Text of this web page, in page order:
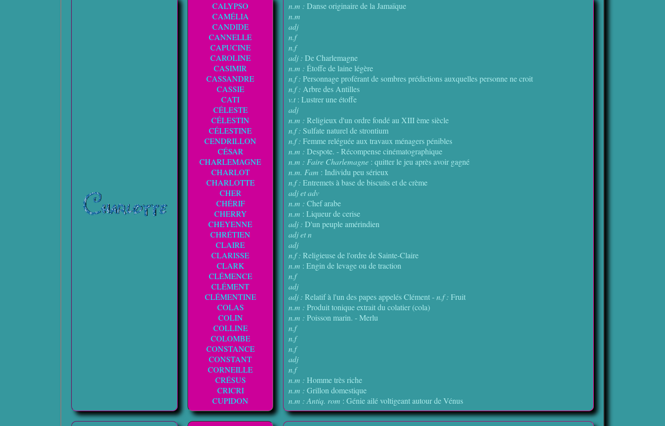
CALYPSO
CAMÉLIA
CANDIDE
CANNELLE
CAPUCINE
CAROLINE
CASIMIR
CASSANDRE
CASSIE
CATI
CÉLESTE
CÉLESTIN
CÉLESTINE
CENDRILLON
CÉSAR
CHARLEMAGNE
CHARLOT
CHARLOTTE
CHER
CHÉRIF
CHERRY
CHEYENNE
CHRÉTIEN
CLAIRE
CLARISSE
CLARK
CLÉMENCE
CLÉMENT
CLÉMENTINE
COLAS
COLIN
COLLINE
COLOMBE
CONSTANCE
CONSTANT
CORNEILLE
CRÉSUS
CRICRI
CUPIDON
n.m : Danse originaire de la Jamaïque
n.m
adj
n.f
n.f
adj : De Charlemagne
n.m : Étoffe de laine légère
n.f : Personnage proférant de sombres prédictions auxquelles personne ne croit
n.f : Arbre des Antilles
v.t: Lustrer une étoffe
adj
n.m : Religieux d'un ordre fondé au XIII ème siècle
n.f : Sulfate naturel de strontium
n.f : Femme reléguée aux travaux ménagers pénibles
n.m : Despote. - Récompense cinématographique
n.m : Faire Charlemagne : quitter le jeu après avoir gagné
n.m. Fam : Individu peu sérieux
n.f : Entremets à base de biscuits et de crème
adj et adv
n.m : Chef arabe
n.m : Liqueur de cerise
adj : D'un peuple amérindien
adj et n
adj
n.f : Religieuse de l'ordre de Sainte-Claire
n.m : Engin de levage ou de traction
n.f
adj
adj : Relatif à l'un des papes appelés Clément -n.f : Fruit
n.m : Produit tonique extrait du colatier (cola)
n.m : Poisson marin. - Merlu
n.f
n.f
n.f
adj
n.f
n.m : Homme très riche
n.m : Grillon domestique
n.m : Antiq. rom : Génie ailé voltigeant autour de Vénus